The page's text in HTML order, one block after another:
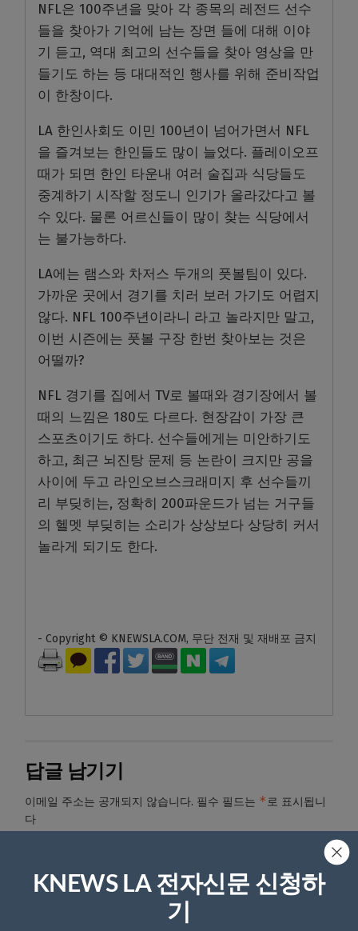
NFL은 100주년을 맞아 각 종목의 레전드 선수
들을 찾아가 기억에 남는 장면 들에 대해 이야
기 듣고, 역대 최고의 선수들을 찾아 영상을 만
들기도 하는 등 대대적인 행사를 위해 준비작업
이 한창이다.
LA 한인사회도 이민 100년이 넘어가면서 NFL
을 즐겨보는 한인들도 많이 늘었다. 플레이오프
때가 되면 한인 타운내 여러 술집과 식당들도
중계하기 시작할 정도니 인기가 올라갔다고 볼
수 있다. 물론 어르신들이 많이 찾는 식당에서
는 불가능하다.
LA에는 램스와 차저스 두개의 풋볼팀이 있다.
가까운 곳에서 경기를 치러 보러 가기도 어렵지
않다. NFL 100주년이라니 라고 놀라지만 말고,
이번 시즌에는 풋볼 구장 한번 찾아보는 것은
어떨까?
NFL 경기를 집에서 TV로 볼때와 경기장에서 볼
때의 느낌은 180도 다르다. 현장감이 가장 큰
스포츠이기도 하다. 선수들에게는 미안하기도
하고, 최근 뇌진탕 문제 등 논란이 크지만 공을
사이에 두고 라인오브스크래미지 후 선수들끼
리 부딪히는, 정확히 200파운드가 넘는 거구들
의 헬멧 부딪히는 소리가 상상보다 상당히 커서
놀라게 되기도 한다.
- Copyright © KNEWSLA.COM, 무단 전재 및 재배포 금지
답글 남기기
이메일 주소는 공개되지 않습니다. 필수 필드는 *로 표시됩니
다
KNEWS LA 전자신문 신청하
기